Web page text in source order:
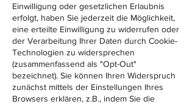
Einwilligung oder gesetzlichen Erlaubnis
erfolgt, haben Sie jederzeit die Möglichkeit,
eine erteilte Einwilligung zu widerrufen oder
der Verarbeitung Ihrer Daten durch Cookie-
Technologien zu widersprechen
(zusammenfassend als "Opt-Out"
bezeichnet). Sie können Ihren Widerspruch
zunächst mittels der Einstellungen Ihres
Browsers erklären, z.B., indem Sie die